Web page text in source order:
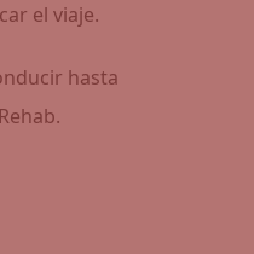
el viaje.
hasta